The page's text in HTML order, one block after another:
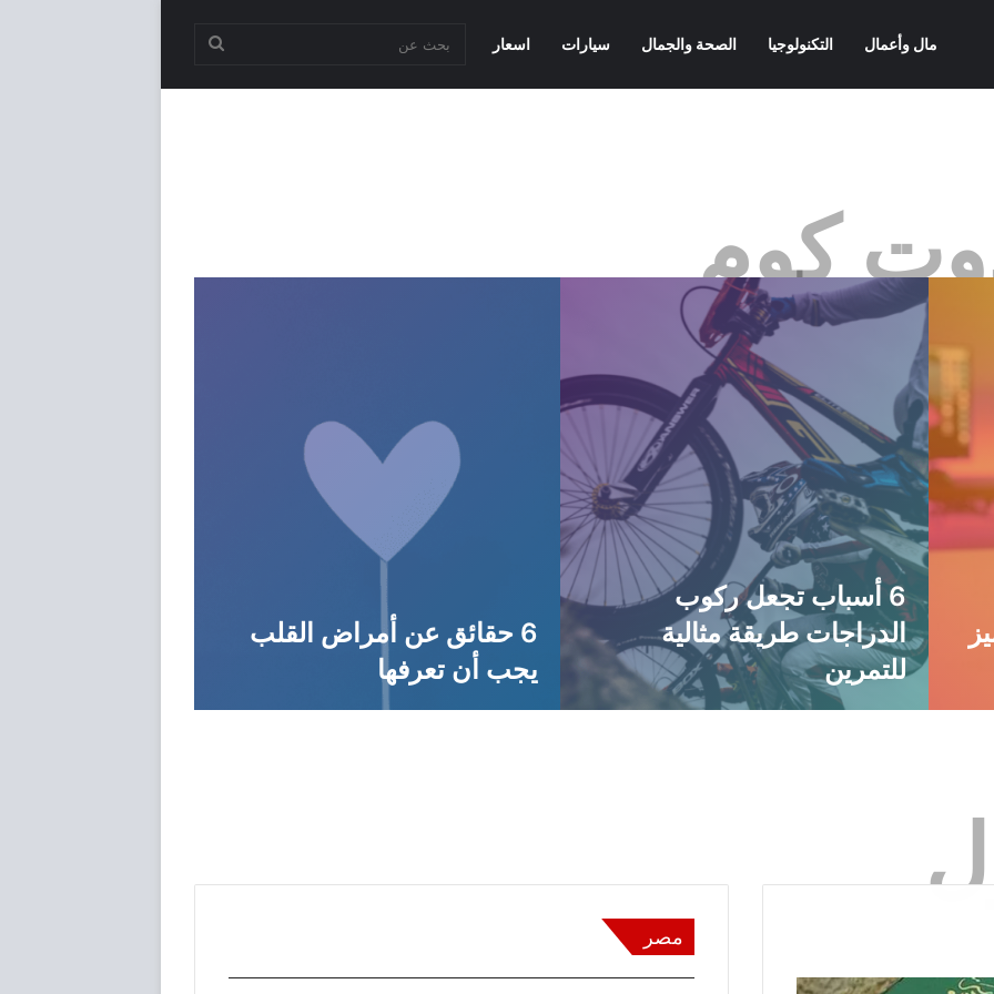
مال وأعمال التكنولوجيا الصحة والجمال سيارات اسعار
كوم
أفضل 5 اشتراكات IPTV
بدون تقطيع من عرب تي في:
استمتع بتجربة مشاهدة مثالية
غير محدودة!
RSR: لماذا يعد مغيرًا لقواعد
اللعبة في عام 2025؟
مصر